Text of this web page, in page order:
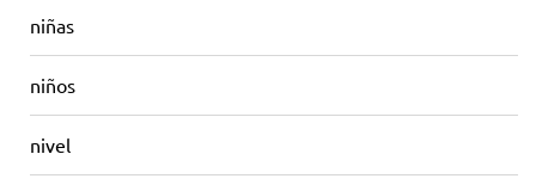
niñas
niños
nivel